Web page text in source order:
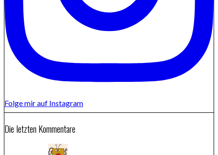
Folge mir auf Instagram
Die letzten Kommentare